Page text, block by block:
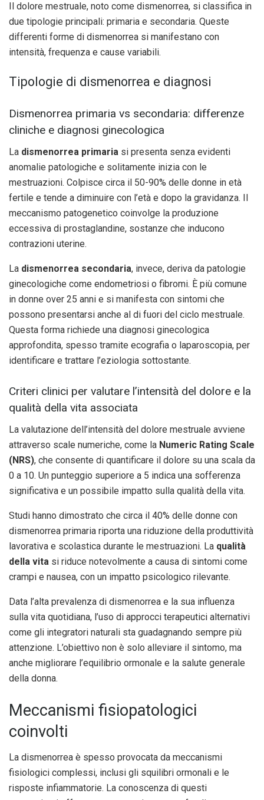
Il dolore mestruale, noto come dismenorrea, si classifica in
due tipologie principali: primaria e secondaria. Queste
differenti forme di dismenorrea si manifestano con
intensità, frequenza e cause variabili.
Tipologie di dismenorrea e diagnosi
Dismenorrea primaria vs secondaria: differenze
cliniche e diagnosi ginecologica
La dismenorrea primaria si presenta senza evidenti
anomalie patologiche e solitamente inizia con le
mestruazioni. Colpisce circa il 50-90% delle donne in età
fertile e tende a diminuire con l’età e dopo la gravidanza. Il
meccanismo patogenetico coinvolge la produzione
eccessiva di prostaglandine, sostanze che inducono
contrazioni uterine.
La dismenorrea secondaria, invece, deriva da patologie
ginecologiche come endometriosi o fibromi. È più comune
in donne over 25 anni e si manifesta con sintomi che
possono presentarsi anche al di fuori del ciclo mestruale.
Questa forma richiede una diagnosi ginecologica
approfondita, spesso tramite ecografia o laparoscopia, per
identificare e trattare l’eziologia sottostante.
Criteri clinici per valutare l’intensità del dolore e la
qualità della vita associata
La valutazione dell’intensità del dolore mestruale avviene
attraverso scale numeriche, come la Numeric Rating Scale
(NRS), che consente di quantificare il dolore su una scala da
0 a 10. Un punteggio superiore a 5 indica una sofferenza
significativa e un possibile impatto sulla qualità della vita.
Studi hanno dimostrato che circa il 40% delle donne con
dismenorrea primaria riporta una riduzione della produttività
lavorativa e scolastica durante le mestruazioni. La qualità
della vita si riduce notevolmente a causa di sintomi come
crampi e nausea, con un impatto psicologico rilevante.
Data l’alta prevalenza di dismenorrea e la sua influenza
sulla vita quotidiana, l’uso di approcci terapeutici alternativi
come gli integratori naturali sta guadagnando sempre più
attenzione. L’obiettivo non è solo alleviare il sintomo, ma
anche migliorare l’equilibrio ormonale e la salute generale
della donna.
Meccanismi fisiopatologici
coinvolti
La dismenorrea è spesso provocata da meccanismi
fisiologici complessi, inclusi gli squilibri ormonali e le
risposte infiammatorie. La conoscenza di questi